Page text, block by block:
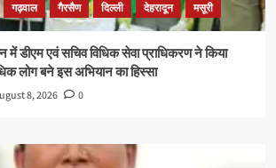
गढ़वाल गैरसैण दिल्ली देहरादून मसूरी
में डीएम एवं सचिव विधिक सेवा प्राधिकरण ने किया
लोग बने इस अभियान का हिस्सा
8, 2026 0